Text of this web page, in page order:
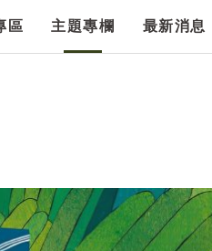
區 主題專欄 最新消息